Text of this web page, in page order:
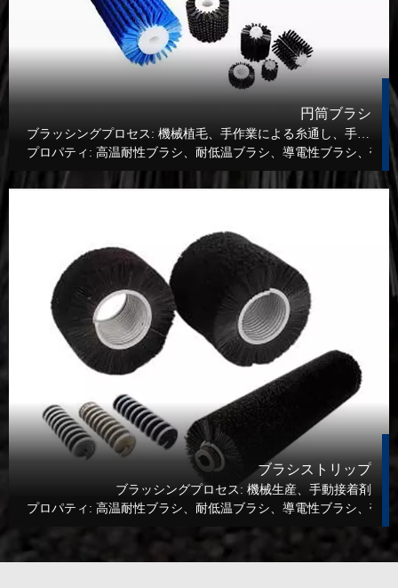
円筒ブラシ
ブラッシングプロセス: 機械植毛、手作業による糸通し、手作業による接着
プロパティ: 高温耐性ブラシ、耐低温ブラシ、導電性ブラシ、帯
ブラシストリップ
ブラッシングプロセス: 機械生産、手動接着剤
プロパティ: 高温耐性ブラシ、耐低温ブラシ、導電性ブラシ、帯